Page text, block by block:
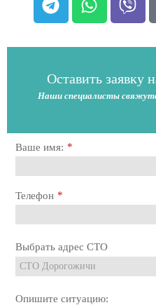
Оставить заявку
Наши специалисты
Ваше имя: *
Телефон *
Выбрать адрес СТО
Опишите ситуацию: